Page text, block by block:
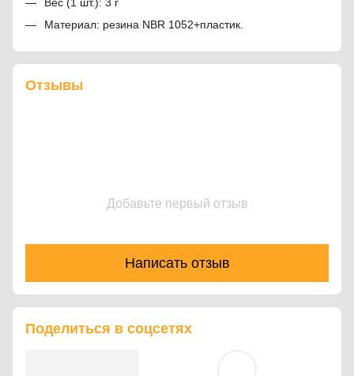
Материал: резина NBR 1052+пластик.
Отзывы
Добавьте первый отзыв
Написать отзыв
Поделиться в соцсетях